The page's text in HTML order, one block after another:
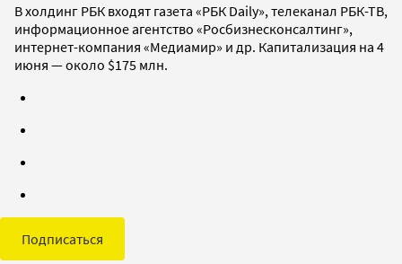
В холдинг РБК входят газета «РБК Daily», телеканал РБК-ТВ,
информационное агентство «Росбизнесконсалтинг»,
интернет-компания «Медиамир» и др. Капитализация на 4
июня — около $175 млн.
Подписаться